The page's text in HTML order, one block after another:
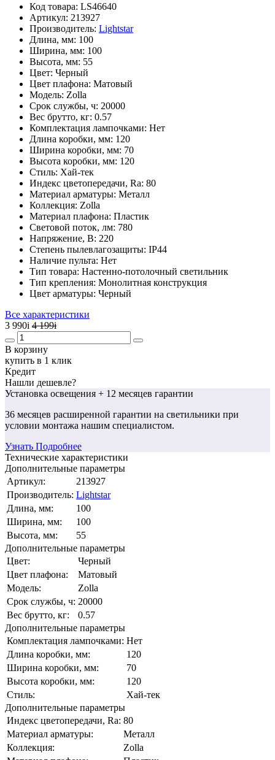
Код товара: LS46640
Артикул: 213927
Производитель: Lightstar
Длина, мм: 100
Ширина, мм: 100
Высота, мм: 55
Цвет: Черный
Цвет плафона: Матовый
Модель: Zolla
Срок службы, ч: 20000
Вес брутто, кг: 0.57
Комплектация лампочками: Нет
Длина коробки, мм: 120
Ширина коробки, мм: 70
Высота коробки, мм: 120
Стиль: Хай-тек
Индекс цветопередачи, Ra: 80
Материал арматуры: Металл
Коллекция: Zolla
Материал плафона: Пластик
Световой поток, лм: 780
Напряжение, В: 220
Степень пылевлагозащиты: IP44
Наличие пульта: Нет
Тип товара: Настенно-потолочный светильник
Тип крепления: Монолитная конструкция
Цвет арматуры: Черный
Все характеристики
3 990i 4 199i
В корзину
купить в 1 клик
Кредит
Нашли дешевле?
Установка освещения + 12 месяцев гарантии
36 месяцев расширенной гарантии на светильники при
условии монтажа нашим специалистом.
Узнать Подробнее
Технические характеристики
Дополнительные параметры
Артикул:
213927
Производитель: Lightstar
Длина, мм:
100
Ширина, мм:
100
Высота, мм:
55
Дополнительные параметры
Цвет:
Черный
Цвет плафона:
Матовый
Модель:
Zolla
Срок службы, ч: 20000
Вес брутто, кг:
0.57
Дополнительные параметры
Комплектация лампочками: Нет
Длина коробки, мм:
120
Ширина коробки, мм:
70
Высота коробки, мм:
120
Стиль:
Хай-тек
Дополнительные параметры
Индекс цветопередачи, Ra: 80
Материал арматуры:
Металл
Коллекция:
Zolla